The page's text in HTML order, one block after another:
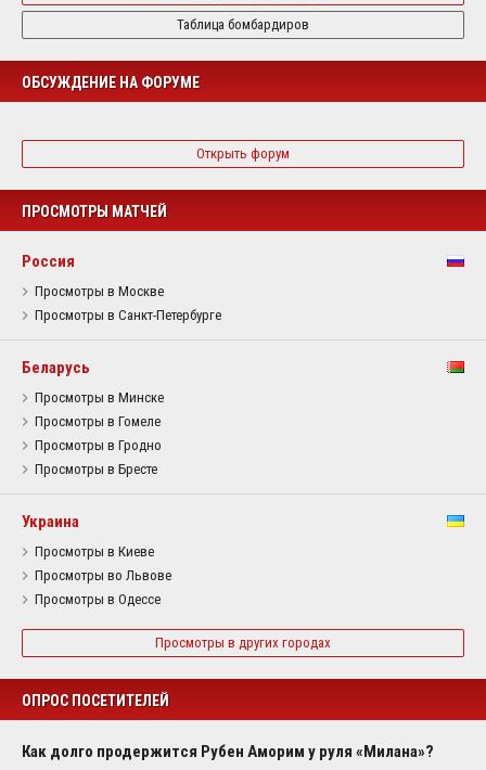
Таблица бомбардиров
ОБСУЖДЕНИЕ НА ФОРУМЕ
Открыть форум
ПРОСМОТРЫ МАТЧЕЙ
Россия
Просмотры в Москве
Просмотры в Санкт-Петербурге
Беларусь
Просмотры в Минске
Просмотры в Гомеле
Просмотры в Гродно
Просмотры в Бресте
Украина
Просмотры в Киеве
Просмотры во Львове
Просмотры в Одессе
Просмотры в других городах
ОПРОС ПОСЕТИТЕЛЕЙ
Как долго продержится Рубен Аморим у руля «Милана»?